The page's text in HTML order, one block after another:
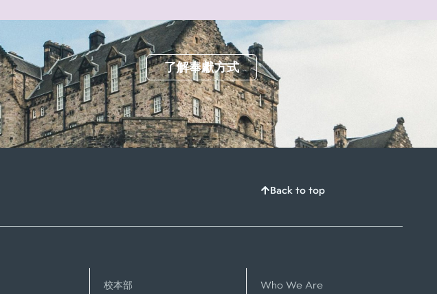
了解奉獻方式
Back to top
校本部 Who We Are